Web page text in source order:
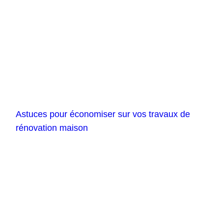
Astuces pour économiser sur vos travaux de
rénovation maison